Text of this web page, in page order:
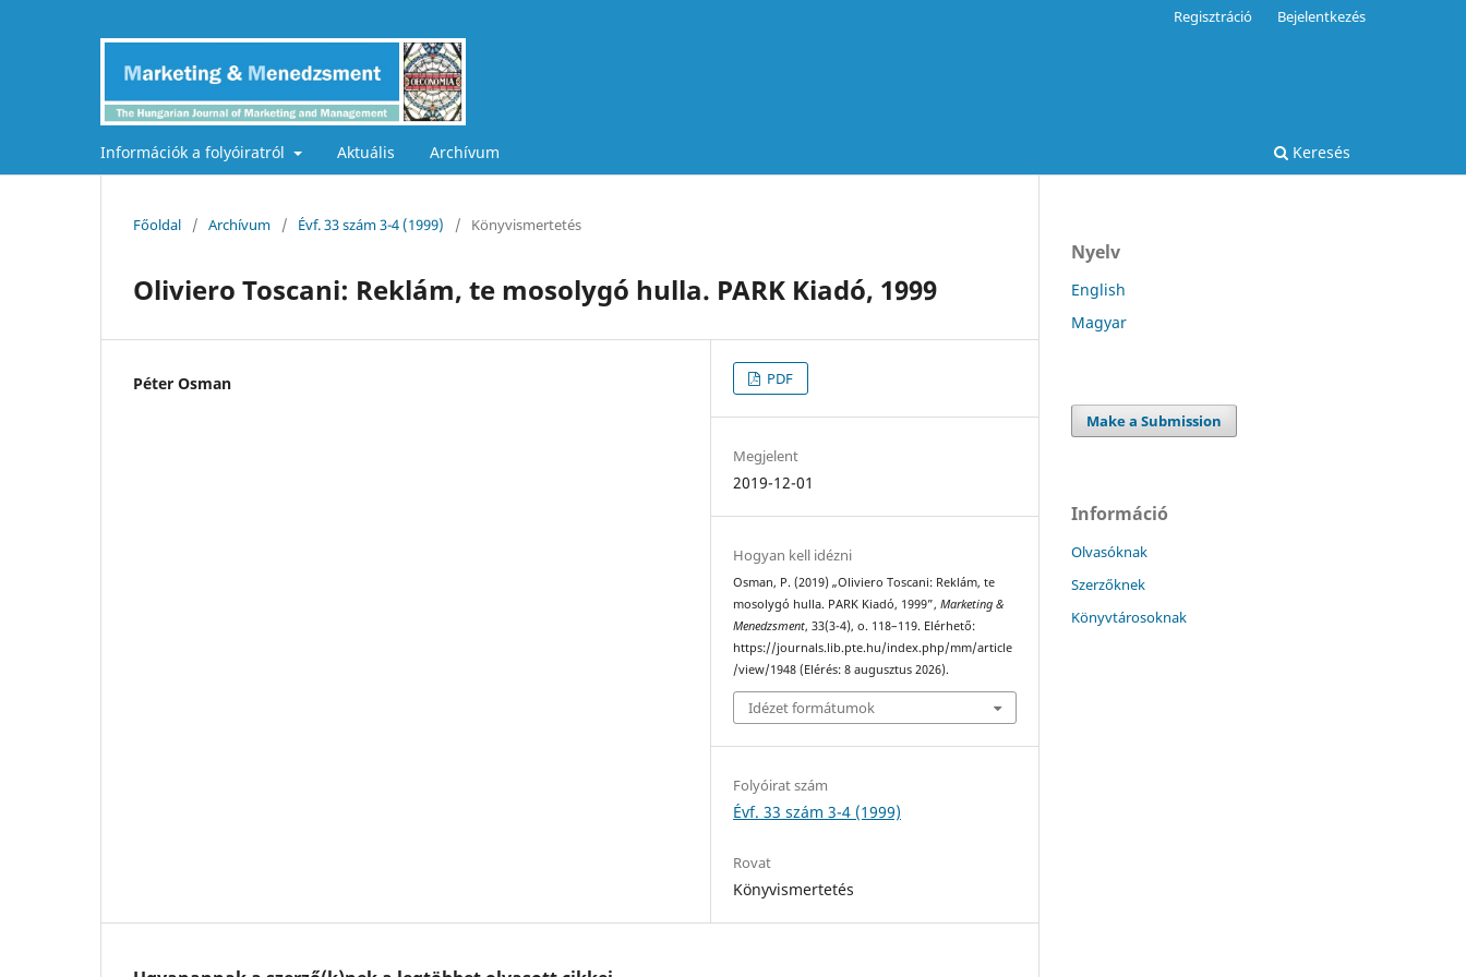
Információk a folyóiratról Aktuális Archívum Keresés
Regisztráció Bejelentkezés
Főoldal / Archívum / Évf. 33 szám 3-4 (1999) / Könyvismertetés
Oliviero Toscani: Reklám, te mosolygó hulla. PARK Kiadó, 1999
Péter Osman PDF
Megjelent
2019-12-01
Hogyan kell idézni
Osman, P. (2019) „Oliviero Toscani: Reklám, te
mosolygó hulla. PARK Kiadó, 1999”,Marketing &
Menedzsment, 33(3-4), o. 118–119. Elérhető:
https://journals.lib.pte.hu/index.php/mm/article
/view/1948 (Elérés: 8 augusztus 2026).
Idézet formátumok
Folyóirat szám
Évf. 33 szám 3-4 (1999)
Rovat
Könyvismertetés
Nyelv
English
Magyar
Make a Submission
Információ
Olvasóknak
Szerzőknek
Könyvtárosoknak